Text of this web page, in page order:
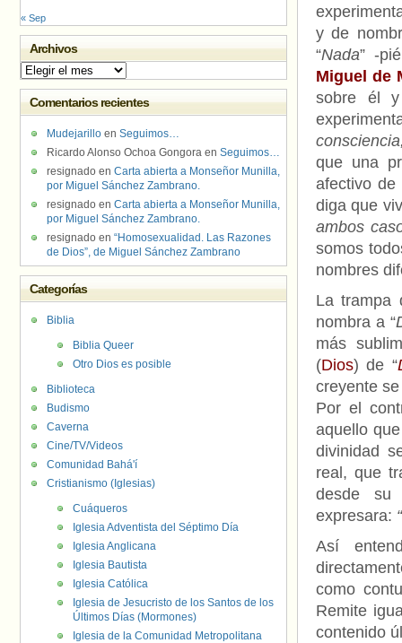
y de
“Nada” -
Miguel de
sobre él
que una
afectivo de
diga que
ambos
somos
nombres
La trampa
nombra a “
más
(Dios) de “
creyente
Por el
aquello
divinidad
real, que
desde su
expresara: “
Así
como
Remite
contenido
« Sep
Archivos
Archivos
Comentarios recientes
Mudejarillo en Seguimos…
Ricardo Alonso Ochoa Gongora en Seguimos…
resignado en Carta abierta a Monseñor Munilla,
por Miguel Sánchez Zambrano.
resignado en Carta abierta a Monseñor Munilla,
por Miguel Sánchez Zambrano.
resignado en “Homosexualidad. Las Razones
de Dios”, de Miguel Sánchez Zambrano
Categorías
Biblia
Biblia Queer
Otro Dios es posible
Biblioteca
Budismo
Caverna
Cine/TV/Videos
Comunidad Bahá'í
Cristianismo (Iglesias)
Cuáqueros
Iglesia Adventista del Séptimo Día
Iglesia Anglicana
Iglesia Bautista
Iglesia Católica
Iglesia de Jesucristo de los Santos de los
Últimos Días (Mormones)
Iglesia de la Comunidad Metropolitana